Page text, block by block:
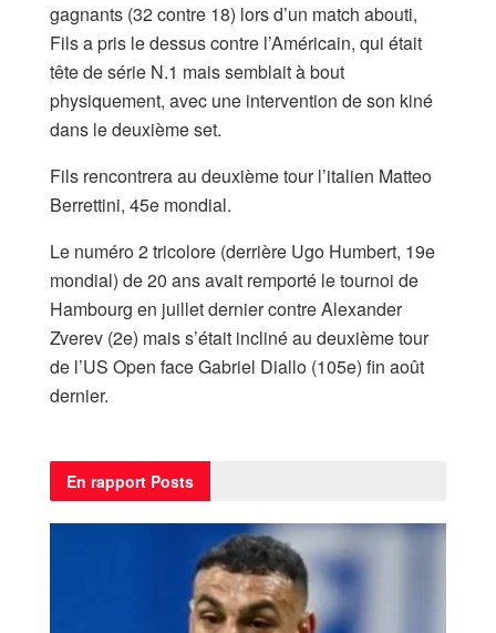
gagnants (32 contre 18) lors d’un match abouti,
Fils a pris le dessus contre l’Américain, qui était
tête de série N.1 mais semblait à bout
physiquement, avec une intervention de son kiné
dans le deuxième set.
Fils rencontrera au deuxième tour l’italien Matteo
Berrettini, 45e mondial.
Le numéro 2 tricolore (derrière Ugo Humbert, 19e
mondial) de 20 ans avait remporté le tournoi de
Hambourg en juillet dernier contre Alexander
Zverev (2e) mais s’était incliné au deuxième tour
de l’US Open face Gabriel Diallo (105e) fin août
dernier.
En rapport Posts